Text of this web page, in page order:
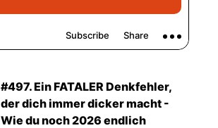
#497. Ein FATALER Denkfehler,
der dich immer dicker macht -
Wie du noch 2026 endlich